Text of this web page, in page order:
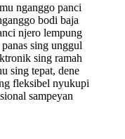
nganggo panci
bodi baja
njero lempung
sing unggul
sing ramah
sing tepat, dene
fleksibel nyukupi
sampeyan